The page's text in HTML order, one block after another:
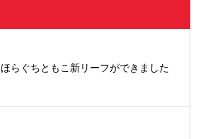
ほらぐちともこ新リーフができました